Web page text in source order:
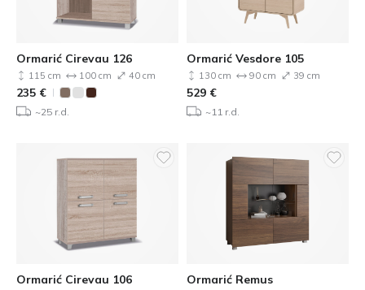
Ormarić Cirevau 126
115 cm 100 cm 40 cm
235 €
~25 r.d.
Ormarić Vesdore 105
130 cm 90 cm 39 cm
529 €
~11 r.d.
Ormarić Cirevau 106 Ormarić Remus